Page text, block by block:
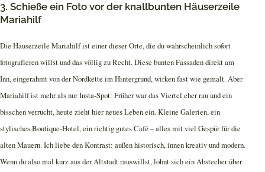
3. Schieße ein Foto vor der knallbunten Häuserzeile
Mariahilf
Die Häuserzeile Mariahilf ist einer dieser Orte, die du wahrscheinlich sofort
fotografieren willst und das völlig zu Recht. Diese bunten Fassaden direkt am
Inn, eingerahmt von der Nordkette im Hintergrund, wirken fast wie gemalt. Aber
Mariahilf ist mehr als nur Insta-Spot: Früher war das Viertel eher rau und ein
bisschen verrucht, heute zieht hier neues Leben ein. Kleine Galerien, ein
stylisches Boutique-Hotel, ein richtig gutes Café – alles mit viel Gespür für die
alten Mauern. Ich liebe den Kontrast: außen historisch, innen kreativ und modern.
Wenn du also mal kurz aus der Altstadt rauswillst, lohnt sich ein Abstecher über